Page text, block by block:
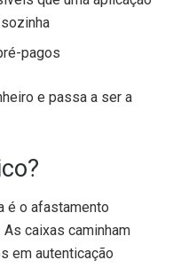
pagos
e passa a ser a
é o afastamento
caixas caminham
em autenticação